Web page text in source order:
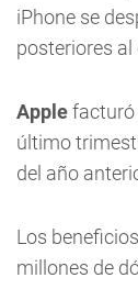
iPhone se
posteriores al
Applefacturó
último
del año
Los
millones de